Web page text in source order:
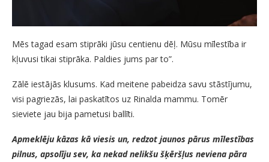
Mēs tagad esam stiprāki jūsu centienu dēļ. Mūsu mīlestība ir
kļuvusi tikai stiprāka. Paldies jums par to”.
Zālē iestājās klusums. Kad meitene pabeidza savu stāstījumu,
visi pagriezās, lai paskatītos uz Rinalda mammu. Tomēr
sieviete jau bija pametusi ballīti.
Apmeklēju kāzas kā viesis un, redzot jaunos pārus mīlestības
pilnus, apsolīju sev, ka nekad nelikšu šķēršļus neviena pāra